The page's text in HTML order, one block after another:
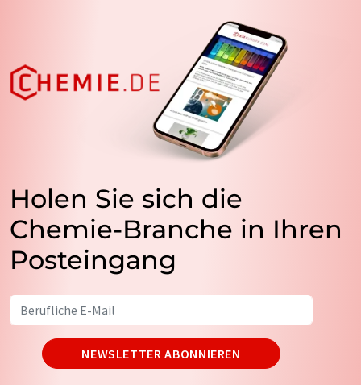
Holen Sie sich die
Chemie-Branche in Ihren
Posteingang
NEWSLETTER ABONNIEREN